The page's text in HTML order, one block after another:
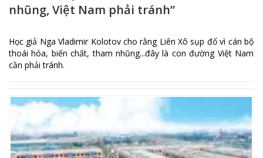
nhũng, Việt Nam phải tránh”
Học giả Nga Vladimir Kolotov cho rằng Liên Xô sụp đổ vì cán bộ
thoái hóa, biến chất, tham nhũng...đây là con đường Việt Nam
cần phải tránh.